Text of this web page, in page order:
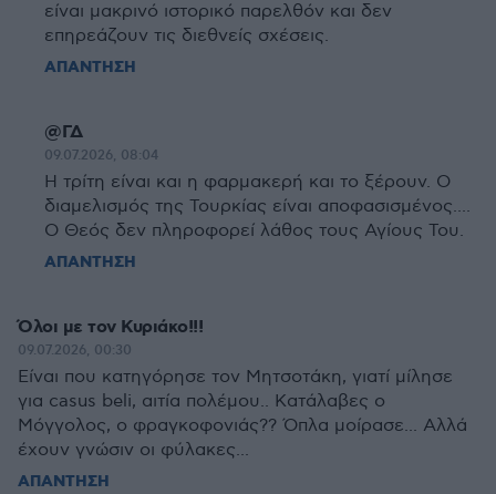
είναι μακρινό ιστορικό παρελθόν και δεν
επηρεάζουν τις διεθνείς σχέσεις.
ΑΠΑΝΤΗΣΗ
@ΓΔ
09.07.2026, 08:04
Η τρίτη είναι και η φαρμακερή και το ξέρουν. Ο
διαμελισμός της Τουρκίας είναι αποφασισμένος....
Ο Θεός δεν πληροφορεί λάθος τους Αγίους Του.
ΑΠΑΝΤΗΣΗ
Όλοι με τον Κυριάκο!!!
09.07.2026, 00:30
Είναι που κατηγόρησε τον Μητσοτάκη, γιατί μίλησε
για casus beli, αιτία πολέμου.. Κατάλαβες ο
Μόγγολος, ο φραγκοφονιάς?? Όπλα μοίρασε... Αλλά
έχουν γνώσιν οι φύλακες...
ΑΠΑΝΤΗΣΗ